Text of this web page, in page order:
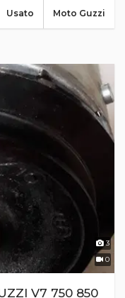
Moto Guzzi
Usato
3
0
V7 750 850